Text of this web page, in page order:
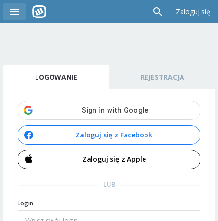
Zaloguj się
LOGOWANIE REJESTRACJA
Zaloguj się z Facebook
Zaloguj się z Apple
LUB
Login